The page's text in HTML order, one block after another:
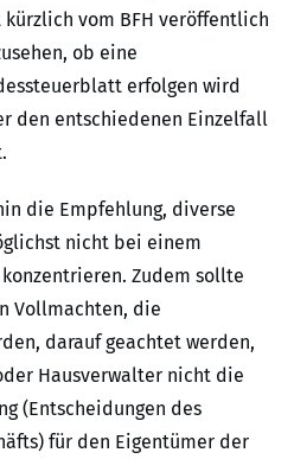
vom BFH veröffentlich
ob eine
erfolgen wird
den entschiedenen Einzelfall
die Empfehlung, diverse
nicht bei einem
Zudem sollte
Vollmachten, die
darauf geachtet werden,
Hausverwalter nicht die
(Entscheidungen des
für den Eigentümer der